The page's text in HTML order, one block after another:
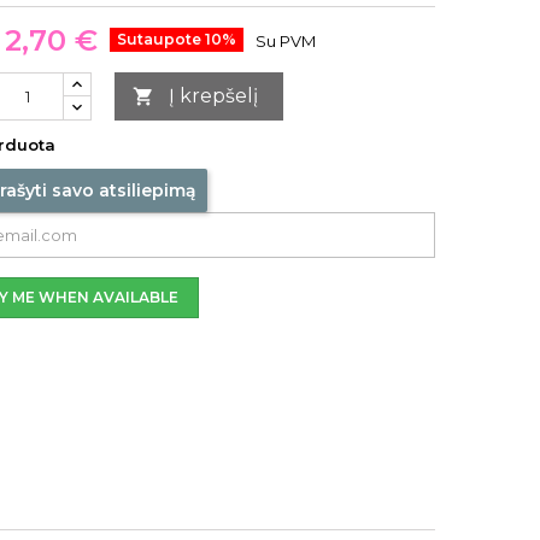
2,70 € Sutaupote 10% Su PVM
 Į krepšelį
savo atsiliepimą
ME WHEN AVAILABLE